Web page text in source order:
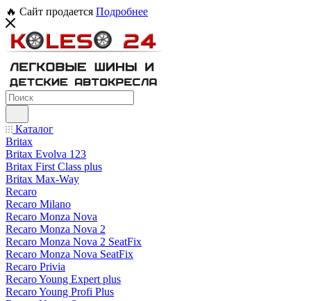
🔥 Сайт продается Подробнее
Каталог
Britax
Britax Evolva 123
Britax First Class plus
Britax Max-Way
Recaro
Recaro Milano
Recaro Monza Nova
Recaro Monza Nova 2
Recaro Monza Nova 2 SeatFix
Recaro Monza Nova SeatFix
Recaro Privia
Recaro Young Expert plus
Recaro Young Profi Plus